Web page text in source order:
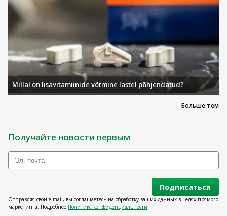
Больше тем
Millal on lisavitamiinide võtmine lastel põhjendatud?
Получайте новости первым
Подписаться
Отправляя свой e-mail, вы соглашаетесь на обработку ваших данных в целях прямого
маркетинга. Подробнее Политика конфиденциальности.